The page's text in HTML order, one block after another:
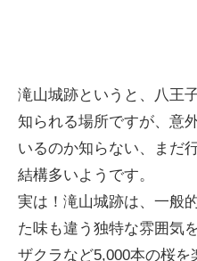
特集
インタビュー
高尾山の花
滝山城跡というと、八王
知られる場所ですが、意
いるのか知らない、まだ
結構多いようです。
実は！滝山城跡は、一般
た味も違う独特な雰囲気
ザクラなど5,000本の桜